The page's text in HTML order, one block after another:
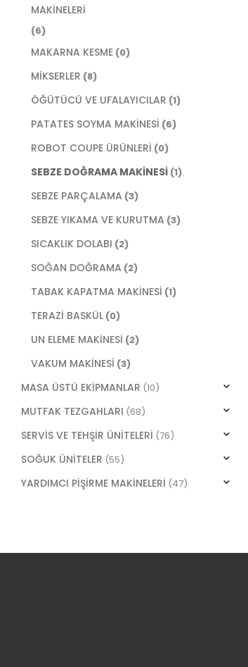
MAKİNELERİ
(6)
MAKARNA KESME (0)
MİKSERLER (8)
ÖĞÜTÜCÜ VE UFALAYICILAR (1)
PATATES SOYMA MAKİNESİ (6)
ROBOT COUPE ÜRÜNLERİ (0)
SEBZE DOĞRAMA MAKİNESİ (1)
SEBZE PARÇALAMA (3)
SEBZE YIKAMA VE KURUTMA (3)
SICAKLIK DOLABI (2)
SOĞAN DOĞRAMA (2)
TABAK KAPATMA MAKİNESİ (1)
TERAZİ BASKÜL (0)
UN ELEME MAKİNESİ (2)
VAKUM MAKİNESİ (3)
MASA ÜSTÜ EKİPMANLAR (10)
MUTFAK TEZGAHLARI (68)
SERVİS VE TEHŞİR ÜNİTELERİ (76)
SOĞUK ÜNİTELER (55)
YARDIMCI PİŞİRME MAKİNELERİ (47)